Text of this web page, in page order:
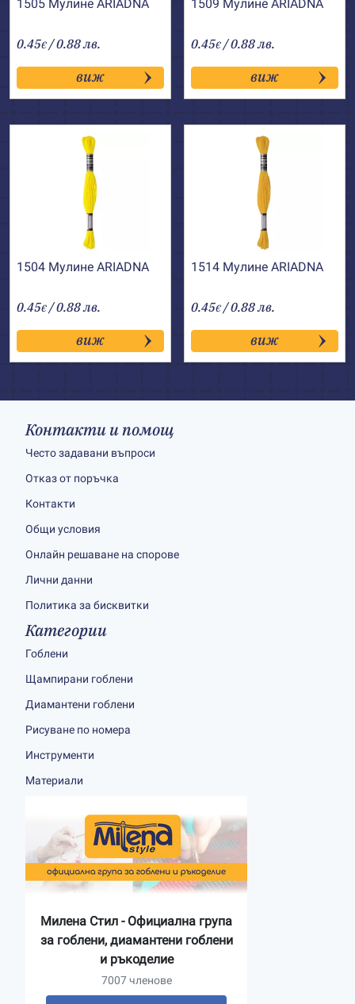
1505 Мулине АRIADNA
0.45€ / 0.88 лв.
виж
1509 Мулине АRIADNA
0.45€ / 0.88 лв.
виж
1504 Мулине АRIADNA
0.45€ / 0.88 лв.
виж
1514 Мулине АRIADNA
0.45€ / 0.88 лв.
виж
Контакти и помощ
Често задавани въпроси
Отказ от поръчка
Контакти
Общи условия
Онлайн решаване на спорове
Лични данни
Политика за бисквитки
Категории
Гоблени
Щампирани гоблени
Диамантени гоблени
Рисуване по номера
Инструменти
Материали
Милена Стил - Официална група
за гоблени, диамантени гоблени
и ръкоделие
7007 членове